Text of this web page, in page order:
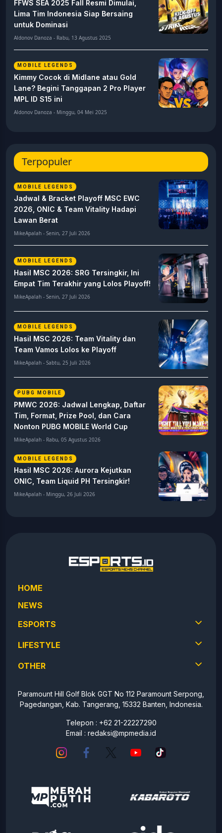
FFWS SEA 2025 Fall Resmi Dimulai,
Lima Tim Indonesia Siap Bersaing
untuk Dominasi
Aldonov Danoza - Rabu, 13 Agustus 2025
MOBILE LEGENDS
Kimmy Cocok di Midlane atau Gold
Lane? Begini Tanggapan 2 Pro Player
MPL ID S15 ini
Aldonov Danoza - Minggu, 04 Mei 2025
Terpopuler
MOBILE LEGENDS
Jadwal & Bracket Playoff MSC EWC
2026, ONIC & Team Vitality Hadapi
Lawan Berat
MikeApalah - Senin, 27 Juli 2026
MOBILE LEGENDS
Hasil MSC 2026: SRG Tersingkir, Ini
Empat Tim Terakhir yang Lolos Playoff!
MikeApalah - Senin, 27 Juli 2026
MOBILE LEGENDS
Hasil MSC 2026: Team Vitality dan
Team Vamos Lolos ke Playoff
MikeApalah - Sabtu, 25 Juli 2026
PUBG MOBILE
PMWC 2026: Jadwal Lengkap, Daftar
Tim, Format, Prize Pool, dan Cara
Nonton PUBG MOBILE World Cup
MikeApalah - Rabu, 05 Agustus 2026
MOBILE LEGENDS
Hasil MSC 2026: Aurora Kejutkan
ONIC, Team Liquid PH Tersingkir!
MikeApalah - Minggu, 26 Juli 2026
HOME
NEWS
ESPORTS
LIFESTYLE
OTHER
Paramount Hill Golf Blok GGT No 112 Paramount Serpong,
Pagedangan, Kab. Tangerang, 15332 Banten, Indonesia.
Telepon : +62 21-22227290
Email : redaksi@mpmedia.id